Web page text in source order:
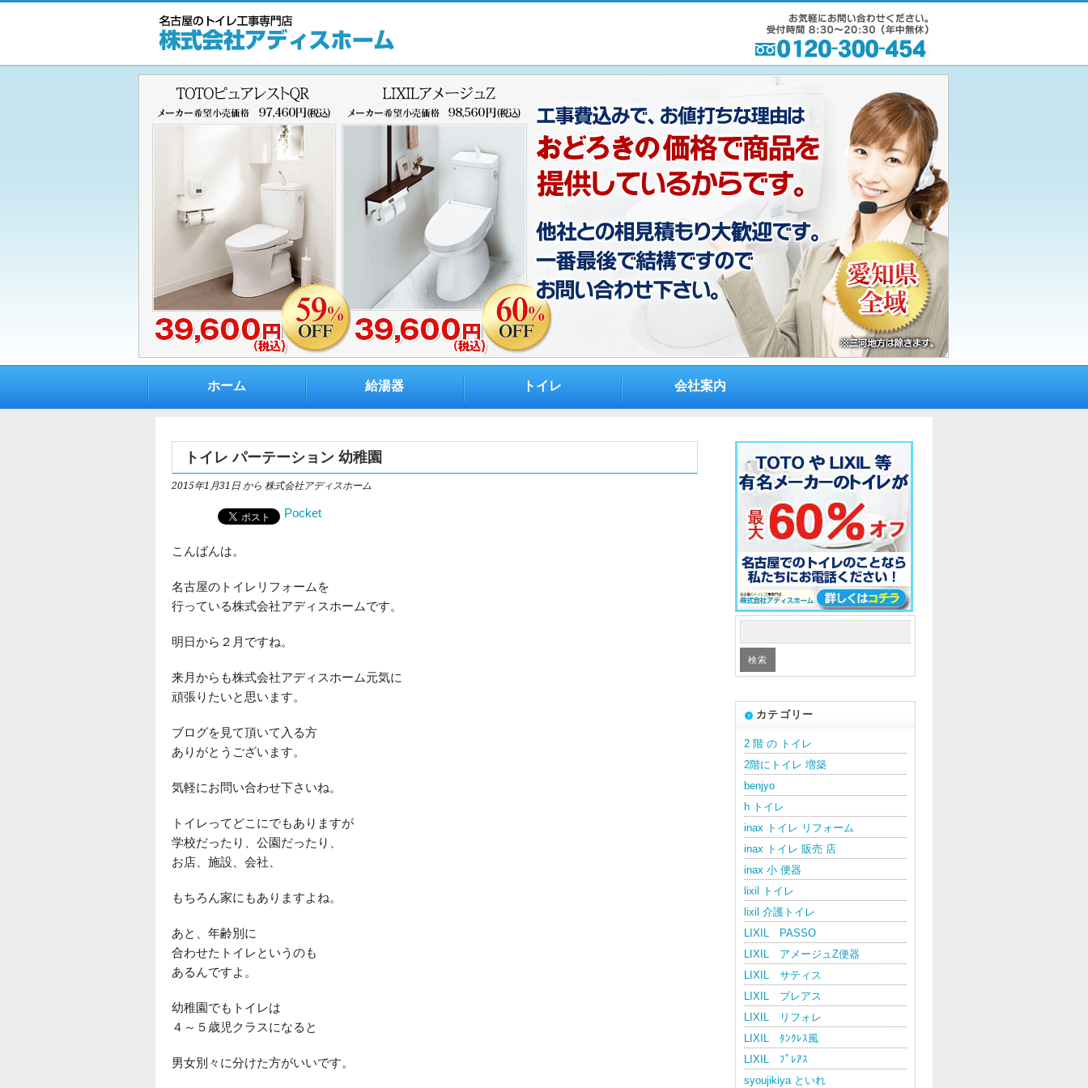
ホーム 給湯器 トイレ 会社案内
トイレ パーテーション 幼稚園
2015年1月31日 から 株式会社アディスホーム
Pocket
こんばんは。
名古屋のトイレリフォームを
行っている株式会社アディスホームです。
明日から２月ですね。
来月からも株式会社アディスホーム元気に
頑張りたいと思います。
ブログを見て頂いて入る方
ありがとうございます。
気軽にお問い合わせ下さいね。
トイレってどこにでもありますが
学校だったり、公園だったり、
お店、施設、会社、
もちろん家にもありますよね。
あと、年齢別に
合わせたトイレというのも
あるんですよ。
幼稚園でもトイレは
４～５歳児クラスになると
男女別々に分けた方がいいです。
カテゴリー
2 階 の トイレ
2階にトイレ 増築
benjyo
h トイレ
inax トイレ リフォーム
inax トイレ 販売 店
inax 小 便器
lixil トイレ
lixil 介護トイレ
LIXIL PASSO
LIXIL アメージュZ便器
LIXIL サティス
LIXIL プレアス
LIXIL リフォレ
LIXIL ﾀﾝｸﾚｽ風
LIXIL ﾌﾟﾚｱｽ
syoujikiya といれ